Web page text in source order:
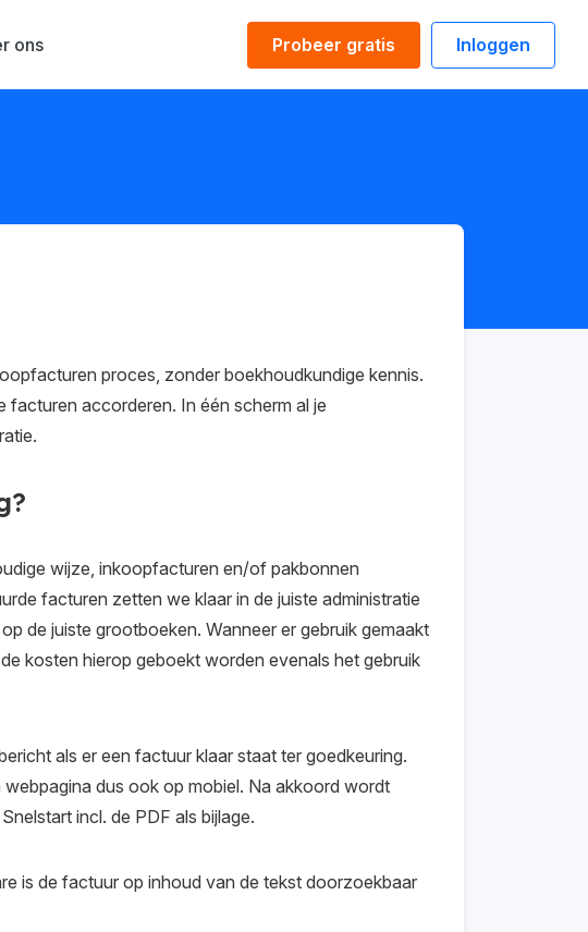
Probeer gratis Inloggen
ons
proces, zonder boekhoudkundige kennis.
facturen accorderen. In één scherm al je
wijze, inkoopfacturen en/of pakbonnen
facturen zetten we klaar in de juiste administratie
de juiste grootboeken. Wanneer er gebruik gemaakt
kosten hierop geboekt worden evenals het gebruik
als er een factuur klaar staat ter goedkeuring.
dus ook op mobiel. Na akkoord wordt
incl. de PDF als bijlage.
is de factuur op inhoud van de tekst doorzoekbaar